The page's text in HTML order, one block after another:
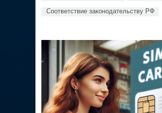
Соответствие законодательству РФ